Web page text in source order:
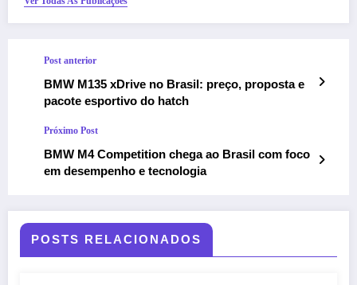
Post anterior
BMW M135 xDrive no Brasil: preço, proposta e
pacote esportivo do hatch
Próximo Post
BMW M4 Competition chega ao Brasil com foco
em desempenho e tecnologia
POSTS RELACIONADOS